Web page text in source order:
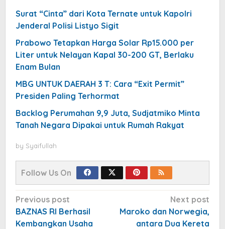
Surat “Cinta” dari Kota Ternate untuk Kapolri
Jenderal Polisi Listyo Sigit
Prabowo Tetapkan Harga Solar Rp15.000 per
Liter untuk Nelayan Kapal 30-200 GT, Berlaku
Enam Bulan
MBG UNTUK DAERAH 3 T: Cara “Exit Permit”
Presiden Paling Terhormat
Backlog Perumahan 9,9 Juta, Sudjatmiko Minta
Tanah Negara Dipakai untuk Rumah Rakyat
by Syaifullah
Follow Us On
Post
navigation
Previous post
BAZNAS RI Berhasil
Kembangkan Usaha
Next post
Maroko dan Norwegia,
antara Dua Kereta